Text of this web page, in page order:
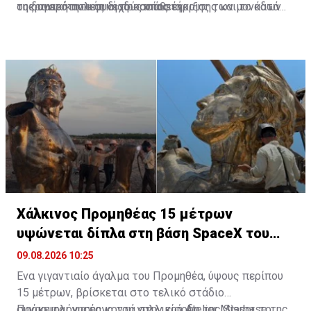
ουκρανική πολεμική προσπάθεια.
τη δυνατότητα συνεχούς υποστήριξης των μονάδων
της αμερικανικής διαδικασίας έγκρισης και το κατά
Χάλκινος Προμηθέας 15 μέτρων
υψώνεται δίπλα στη βάση SpaceX του
Έλον Μασκ
09.08.2026 10:25
Ένα γιγαντιαίο άγαλμα του Προμηθέα, ύψους περίπου
15 μέτρων, βρίσκεται στο τελικό στάδιο